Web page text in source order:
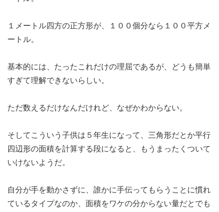
１メートル四方の正方形が、１００個分なら１００平方メ
ートル。
基本的には、たったこれだけの理屈であるが、どうも簡単
すぎて理解できないらしい。
ただ数えるだけなんだけれど、なぜかわからない。
そしてこういう子供は５年生になって、三角形だとか平行
四辺形の面積を計算する段になると、もうまったくついて
いけないようだ。
自分が手を動かさずに、誰かに手伝ってもらうことに慣れ
ているタイプなのか、面積をワケの分からない量だとでも